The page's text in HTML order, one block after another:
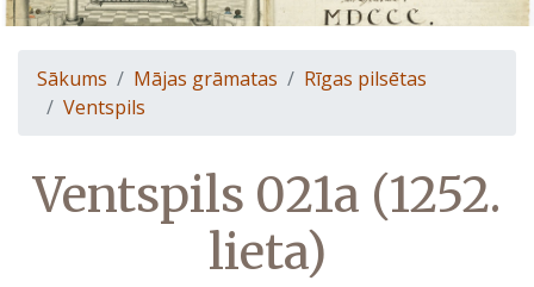
Sākums Mājas grāmatas
Rīgas pilsētas
Ventspils
Ventspils 021a (1252.
lieta)